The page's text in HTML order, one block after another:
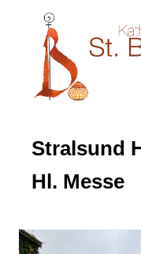
Stralsund
Hl. Messe